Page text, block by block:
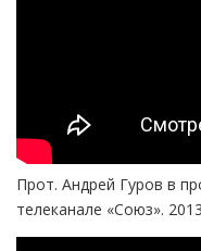
Прот. Андрей Гуров в
телеканале «Союз».